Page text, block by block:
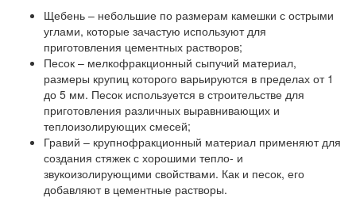
Щебень – небольшие по размерам камешки с острыми
углами, которые зачастую используют для
приготовления цементных растворов;
Песок – мелкофракционный сыпучий материал,
размеры крупиц которого варьируются в пределах от 1
до 5 мм. Песок используется в строительстве для
приготовления различных выравнивающих и
теплоизолирующих смесей;
Гравий – крупнофракционный материал применяют для
создания стяжек с хорошими тепло- и
звукоизолирующими свойствами. Как и песок, его
добавляют в цементные растворы.